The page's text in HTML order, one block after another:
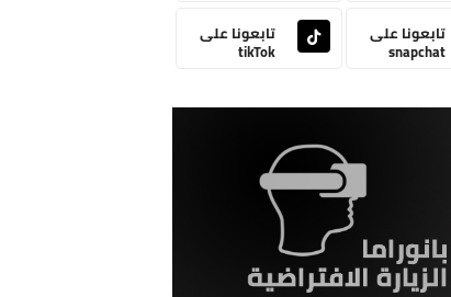
تابعونا على
snapchat
تابعونا على
tikTok